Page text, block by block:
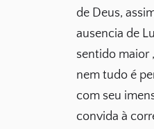
de Deus,
ausencia de
sentido maior
nem tudo é
com seu
convida à